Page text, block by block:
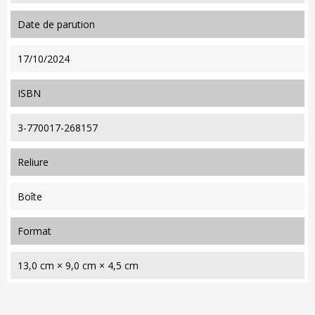
date de parution
17/10/2024
ISBN
3-770017-268157
reliure
Boîte
format
13,0 cm × 9,0 cm × 4,5 cm